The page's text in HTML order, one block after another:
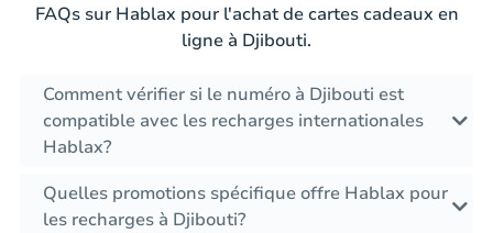
FAQs sur Hablax pour l'achat de cartes cadeaux en
ligne à Djibouti.
Comment vérifier si le numéro à Djibouti est
compatible avec les recharges internationales
Hablax?
Quelles promotions spécifique offre Hablax pour
les recharges à Djibouti?